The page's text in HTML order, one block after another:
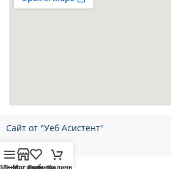
Сайт от "Уеб Асистент"
Меню
Е-Магазин
ЛюбимиКоличка